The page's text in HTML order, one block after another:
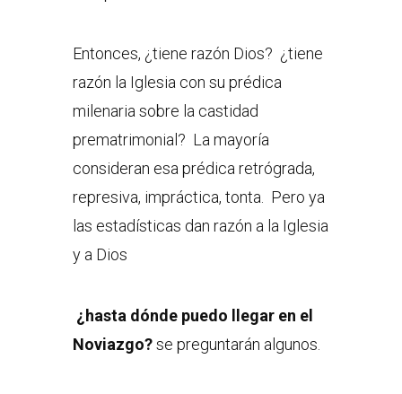
Entonces, ¿tiene razón Dios? ¿tiene
razón la Iglesia con su prédica
milenaria sobre la castidad
prematrimonial? La mayoría
consideran esa prédica retrógrada,
represiva, impráctica, tonta. Pero ya
las estadísticas dan razón a la Iglesia
y a Dios
¿hasta dónde puedo llegar en el
Noviazgo?se preguntarán algunos.